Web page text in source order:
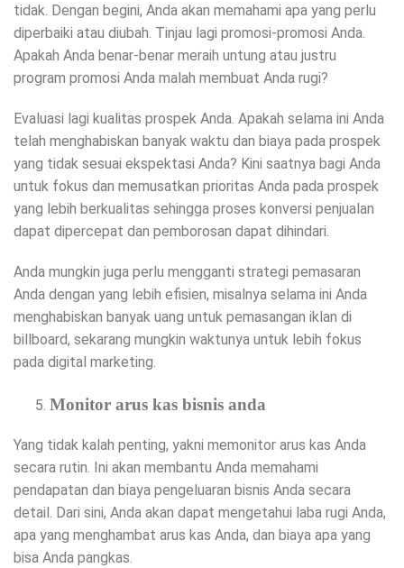
tidak. Dengan begini, Anda akan memahami apa yang perlu
diperbaiki atau diubah. Tinjau lagi promosi-promosi Anda.
Apakah Anda benar-benar meraih untung atau justru
program promosi Anda malah membuat Anda rugi?
Evaluasi lagi kualitas prospek Anda. Apakah selama ini Anda
telah menghabiskan banyak waktu dan biaya pada prospek
yang tidak sesuai ekspektasi Anda? Kini saatnya bagi Anda
untuk fokus dan memusatkan prioritas Anda pada prospek
yang lebih berkualitas sehingga proses konversi penjualan
dapat dipercepat dan pemborosan dapat dihindari.
Anda mungkin juga perlu mengganti strategi pemasaran
Anda dengan yang lebih efisien, misalnya selama ini Anda
menghabiskan banyak uang untuk pemasangan iklan di
billboard, sekarang mungkin waktunya untuk lebih fokus
pada digital marketing.
Monitor arus kas bisnis anda
Yang tidak kalah penting, yakni memonitor arus kas Anda
secara rutin. Ini akan membantu Anda memahami
pendapatan dan biaya pengeluaran bisnis Anda secara
detail. Dari sini, Anda akan dapat mengetahui laba rugi Anda,
apa yang menghambat arus kas Anda, dan biaya apa yang
bisa Anda pangkas.